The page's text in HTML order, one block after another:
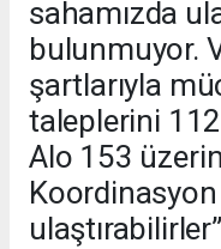
sahamızda
bulunmuyor.
şartlarıyla
taleplerini
Alo 153
Koordinasyon